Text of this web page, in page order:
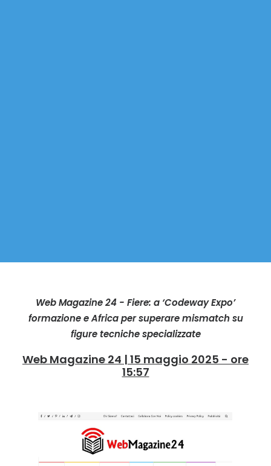
Web Magazine 24 - Fiere: a ‘Codeway Expo’
formazione e Africa per superare mismatch su
figure tecniche specializzate
Web Magazine 24 | 15 maggio 2025 - ore
15:57